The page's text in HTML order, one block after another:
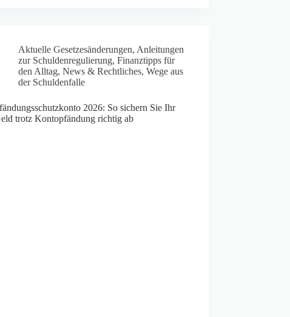
Aktuelle Gesetzesänderungen, Anleitungen
zur Schuldenregulierung,Finanztipps für
den Alltag,News & Rechtliches,Wege aus
der Schuldenfalle
2026: So sichern Sie Ihr
trotz Kontopfändung richtig ab